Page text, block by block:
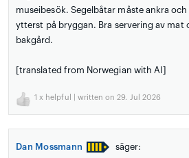
museibesök. Segelbåtar måste ankra
ytterst på bryggan. Bra servering av mat
bakgård.
[translated from Norwegian with AI]
1 x helpful | written on 29. Jul 2026
Dan Mossmann säger: